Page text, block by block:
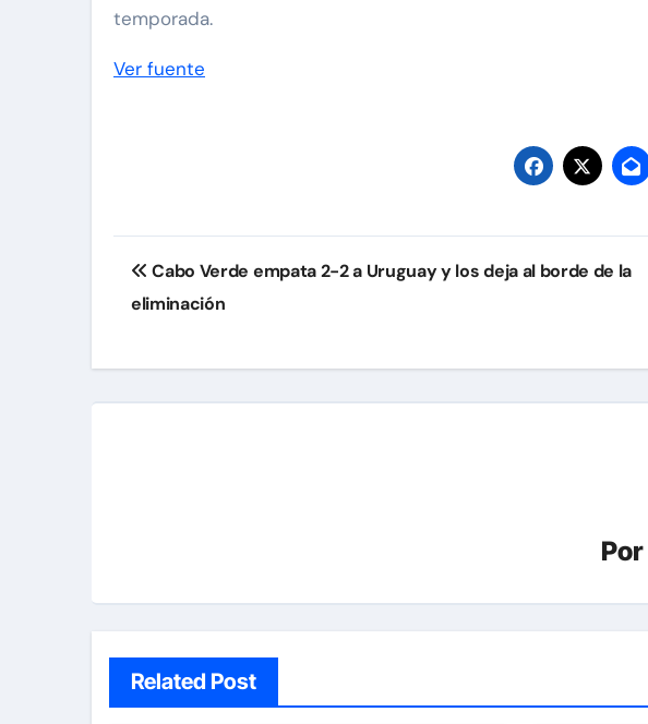
temporada.
Ver fuente
Navegación
de
Cabo Verde empata 2-2 a Uruguay y los deja al borde de la
eliminación
Por
Related Post